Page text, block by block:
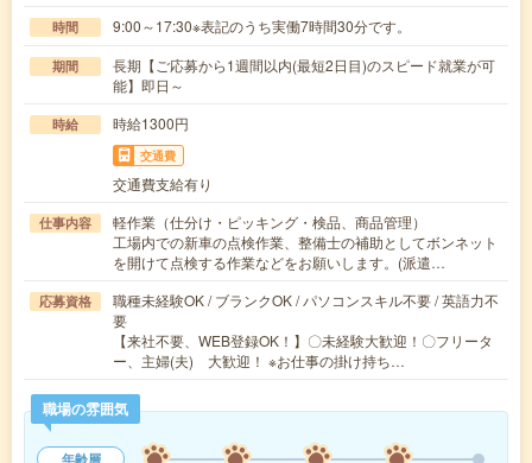
時間 9:00～17:30※表記のうち実働7時間30分です。
期間
長期【ご応募から1週間以内(最短2日目)のスピード就業が可
能】即日～
時給 時給1300円
交通費
交通費支給有り
仕事内容
軽作業（仕分け・ピッキング・検品、商品管理）
工場内での新車の点検作業、整備士の補助としてボンネット
を開けて点検する作業などをお願いします。(派遣…
応募資格
職種未経験OK / ブランクOK / パソコンスキル不要 / 英語力不
要
【来社不要、WEB登録OK！】〇未経験大歓迎！〇フリータ
ー、主婦(夫) 大歓迎！ ※お仕事の掛け持ち…
職場の雰囲気
年齢層